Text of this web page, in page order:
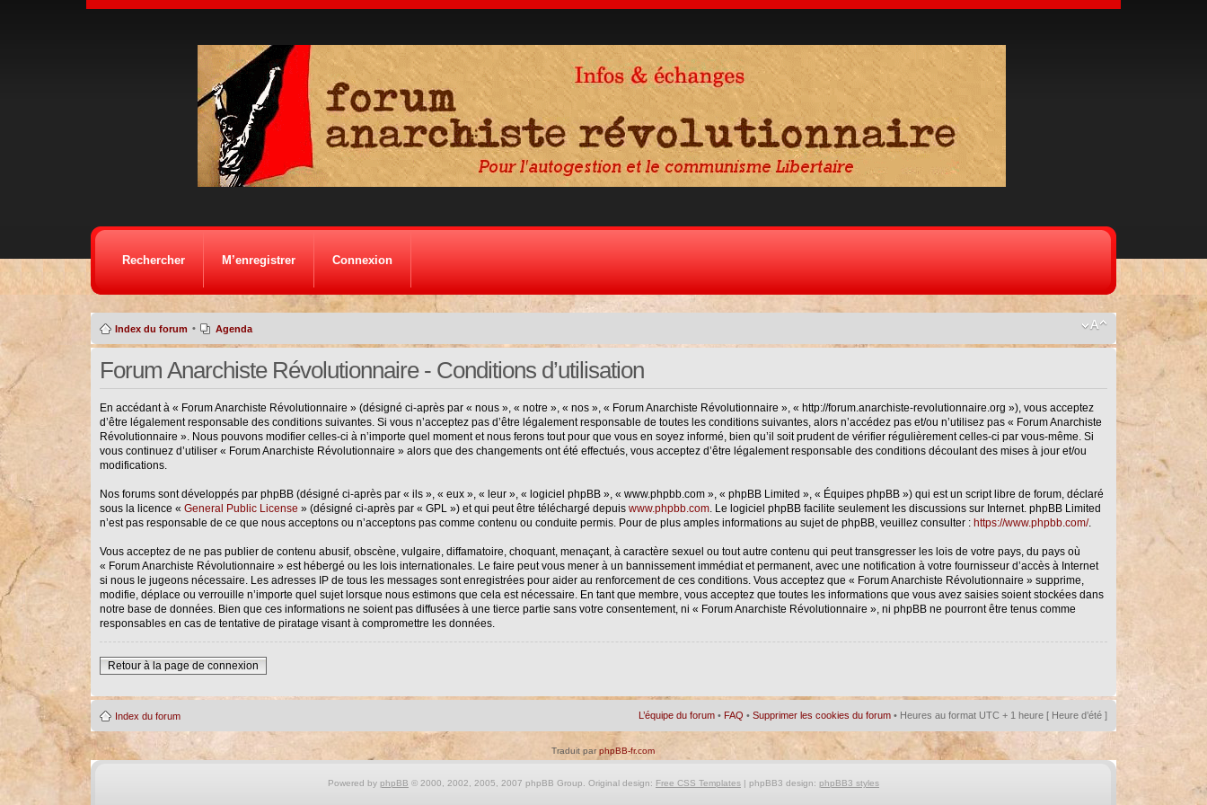
Rechercher M’enregistrer Connexion
Index du forum • Agenda
Forum Anarchiste Révolutionnaire - Conditions d’utilisation
En accédant à « Forum Anarchiste Révolutionnaire » (désigné ci-après par « nous », « notre », « nos », « Forum Anarchiste Révolutionnaire », « http://forum.anarchiste-revolutionnaire.org »), vous acceptez
d’être légalement responsable des conditions suivantes. Si vous n’acceptez pas d’être légalement responsable de toutes les conditions suivantes, alors n’accédez pas et/ou n’utilisez pas « Forum Anarchiste
Révolutionnaire ». Nous pouvons modifier celles-ci à n’importe quel moment et nous ferons tout pour que vous en soyez informé, bien qu’il soit prudent de vérifier régulièrement celles-ci par vous-même. Si
vous continuez d’utiliser « Forum Anarchiste Révolutionnaire » alors que des changements ont été effectués, vous acceptez d’être légalement responsable des conditions découlant des mises à jour et/ou
modifications.
Nos forums sont développés par phpBB (désigné ci-après par « ils », « eux », « leur », « logiciel phpBB », « www.phpbb.com », « phpBB Limited », « Équipes phpBB ») qui est un script libre de forum, déclaré
sous la licence « General Public License » (désigné ci-après par « GPL ») et qui peut être téléchargé depuis www.phpbb.com. Le logiciel phpBB facilite seulement les discussions sur Internet. phpBB Limited
n’est pas responsable de ce que nous acceptons ou n’acceptons pas comme contenu ou conduite permis. Pour de plus amples informations au sujet de phpBB, veuillez consulter : https://www.phpbb.com/.
Vous acceptez de ne pas publier de contenu abusif, obscène, vulgaire, diffamatoire, choquant, menaçant, à caractère sexuel ou tout autre contenu qui peut transgresser les lois de votre pays, du pays où
« Forum Anarchiste Révolutionnaire » est hébergé ou les lois internationales. Le faire peut vous mener à un bannissement immédiat et permanent, avec une notification à votre fournisseur d’accès à Internet
si nous le jugeons nécessaire. Les adresses IP de tous les messages sont enregistrées pour aider au renforcement de ces conditions. Vous acceptez que « Forum Anarchiste Révolutionnaire » supprime,
modifie, déplace ou verrouille n’importe quel sujet lorsque nous estimons que cela est nécessaire. En tant que membre, vous acceptez que toutes les informations que vous avez saisies soient stockées dans
notre base de données. Bien que ces informations ne soient pas diffusées à une tierce partie sans votre consentement, ni « Forum Anarchiste Révolutionnaire », ni phpBB ne pourront être tenus comme
responsables en cas de tentative de piratage visant à compromettre les données.
Retour à la page de connexion
Index du forum L’équipe du forum • FAQ •Supprimer les cookies du forum • Heures au format UTC + 1 heure [ Heure d’été ]
Traduit parphpBB-fr.com
Powered by phpBB © 2000, 2002, 2005, 2007 phpBB Group. Original design: Free CSS Templates| phpBB3 design: phpBB3 styles